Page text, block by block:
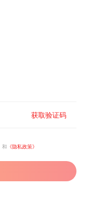
获取验证码
和 《隐私政策》